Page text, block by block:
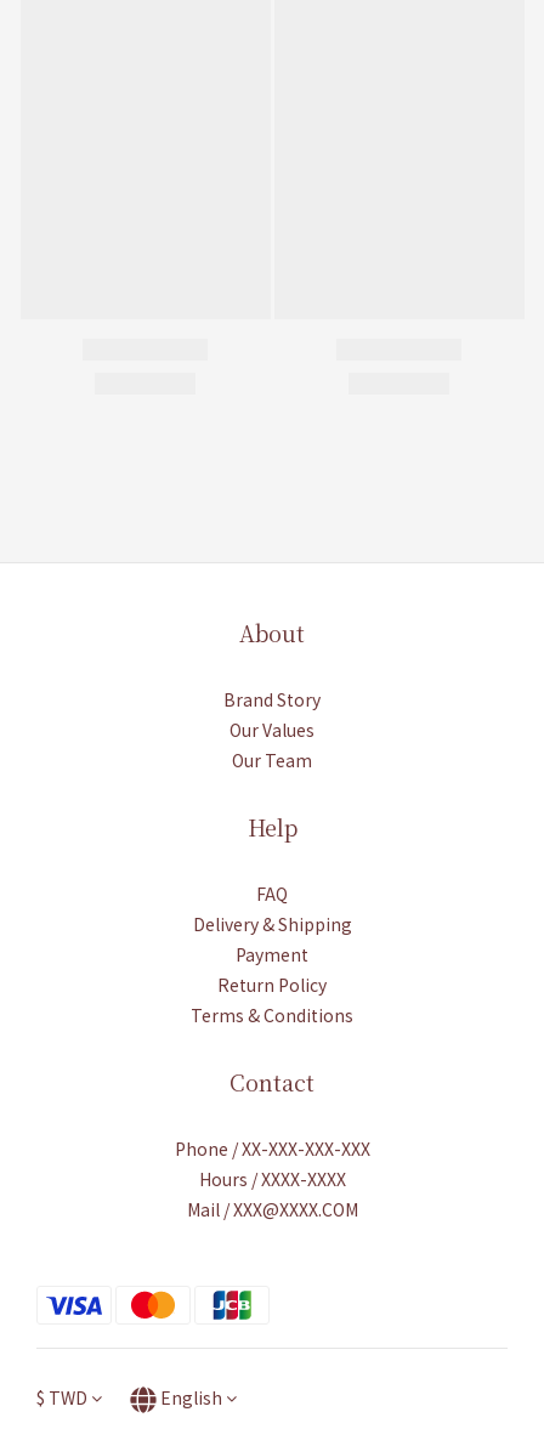
About
Brand Story
Our Values
Our Team
Help
FAQ
Delivery & Shipping
Payment
Return Policy
Terms & Conditions
Contact
Phone / XX-XXX-XXX-XXX
Hours / XXXX-XXXX
Mail / XXX@XXXX.COM
$ TWD English